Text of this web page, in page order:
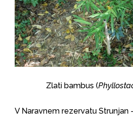
Zlati bambus (
V Naravnem rezervatu Strunjan